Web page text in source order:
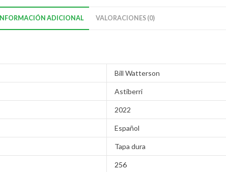
INFORMACIÓN ADICIONAL VALORACIONES (0)
Bill Watterson
Astiberri
2022
Español
Tapa dura
256